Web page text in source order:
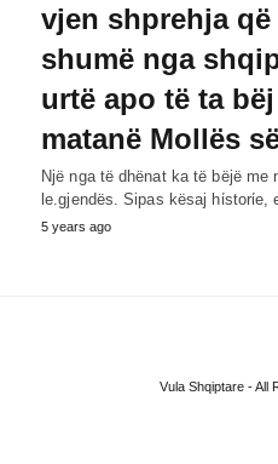
vjen shprehja
shumë nga
urtë apo të ta
matanë Mollës
Një nga të dhënat ka të bëjë me
le.gjendës. Sipas kësaj
5 years ago
Vula Shqiptare - All